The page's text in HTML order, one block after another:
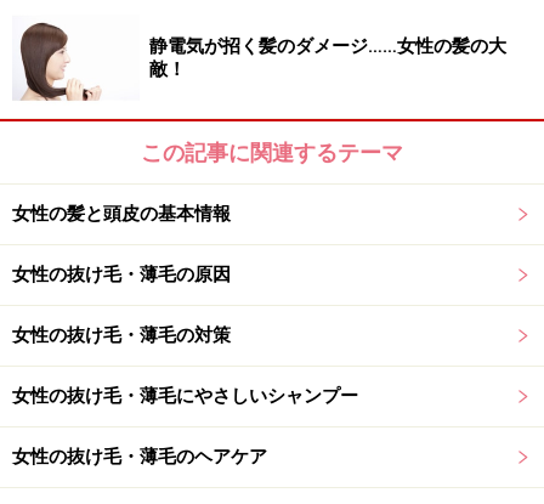
宮崎さんはインドのセラピーを学ぶ前は、アロマセラピ
ストとして病院やクリニック、スポーツクラブなどでセ
ラピーを行ったり、自然療法を教えたりしていました。
L.C.I.C.I.で学ぶきっかけとなったのは、2002年、都内の
総合病院でセラピーのボランティア活動を行っていたと
きのこと。ある患者さんのセラピーを行っていた時、付
き添いの方に、「顔も麻痺して動きにくくなってしまっ
たので、首から上もマッサージして欲しい」と言われ、
ヘッドマッサージの正しい技術を身に付けたいと思いは
ホテルやエステサロンと違い、病院では着ているものを
脱いで、全身のマッサージを受けることができません。
身体がつらい患者さんのために、ヘッドマッサージをし
静電気が招く髪のダメージ……女性の髪の大
敵！
この記事に関連するテーマ
女性の髪と頭皮の基本情報
女性の抜け毛・薄毛の原因
女性の抜け毛・薄毛の対策
女性の抜け毛・薄毛にやさしいシャンプー
女性の抜け毛・薄毛のヘアケア